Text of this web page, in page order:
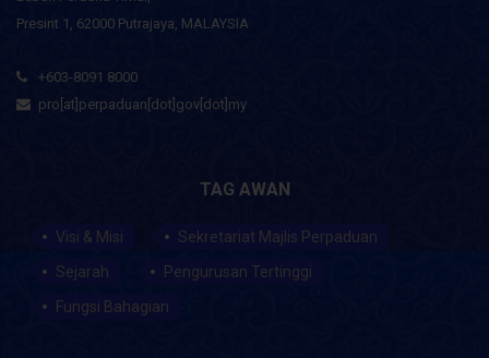
Presint 1, 62000 Putrajaya, MALAYSIA
+603-8091 8000
pro[at]perpaduan[dot]gov[dot]my
TAG AWAN
Visi & Misi
Sekretariat Majlis Perpaduan
Sejarah
Pengurusan Tertinggi
Fungsi Bahagian